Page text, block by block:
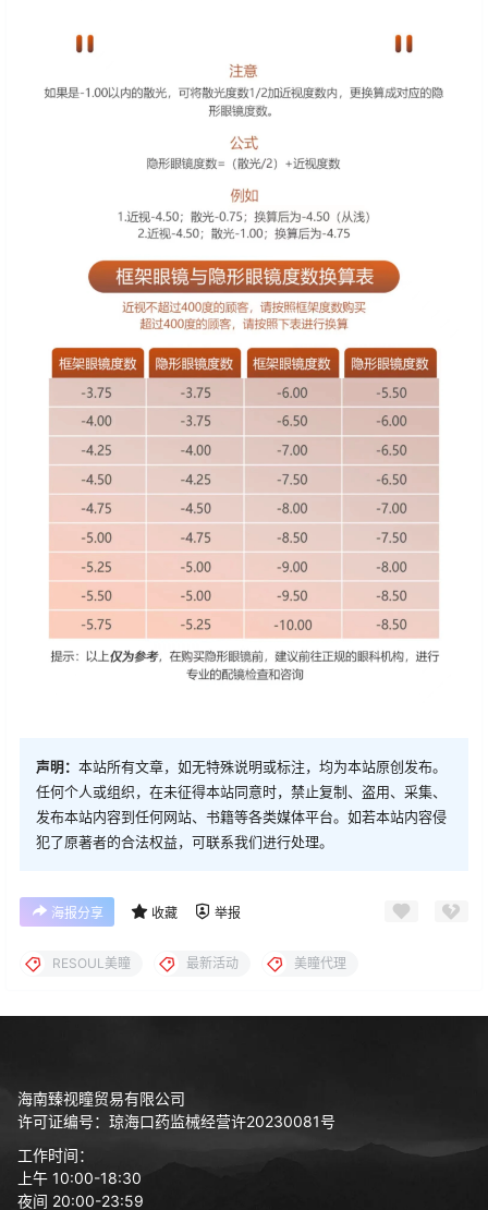
声明： 本站所有文章，如无特殊说明或标注，均为本站原创发布。
任何个人或组织，在未征得本站同意时，禁止复制、盗用、采集、
发布本站内容到任何网站、书籍等各类媒体平台。如若本站内容侵
犯了原著者的合法权益，可联系我们进行处理。
海报分享 收藏 举报
RESOUL美瞳 最新活动 美瞳代理
海南臻视瞳贸易有限公司
许可证编号：琼海口药监械经营许20230081号
工作时间：
上午 10:00-18:30
夜间 20:00-23:59